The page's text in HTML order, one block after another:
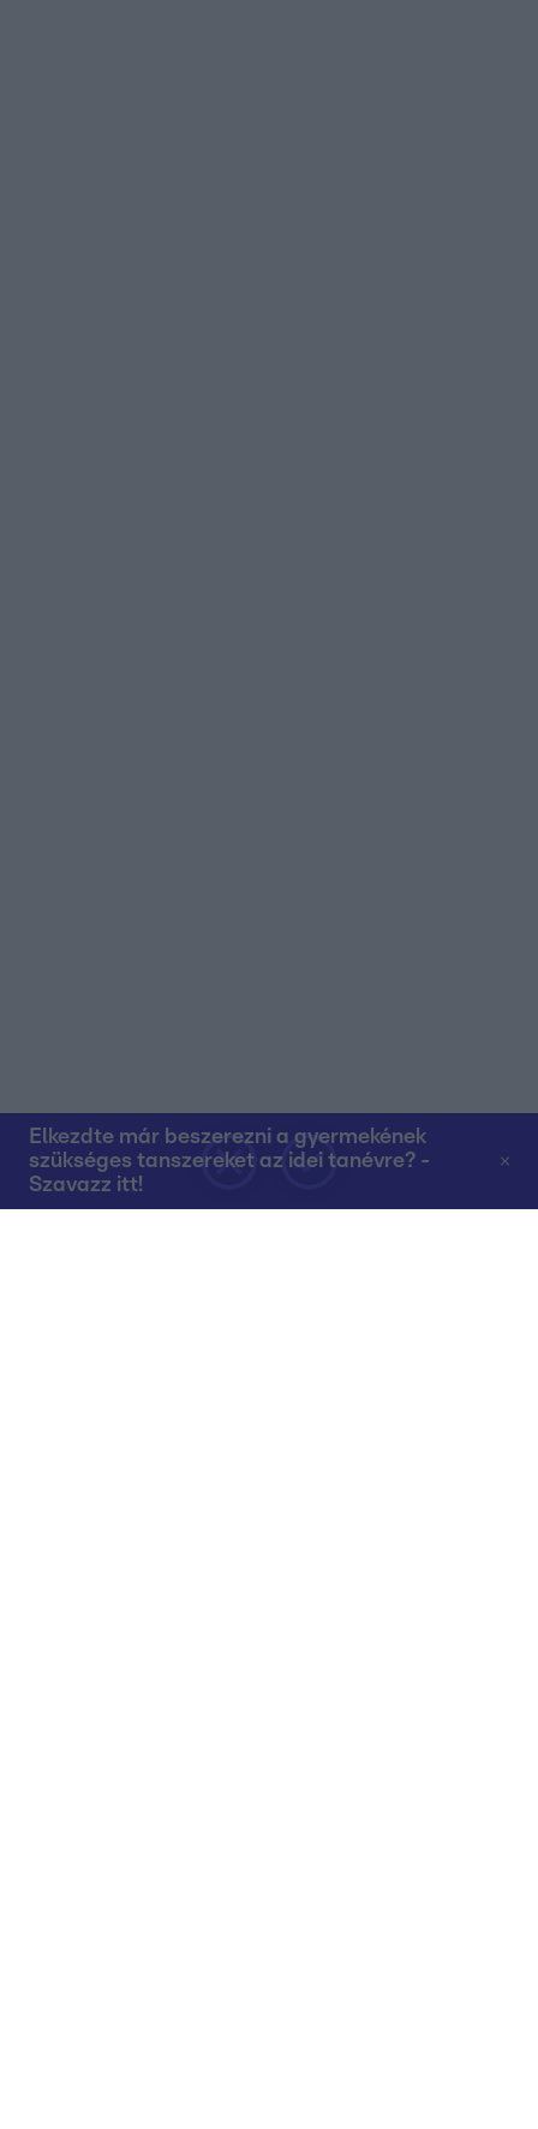
Elkezdte már beszerezni a gyermekének
szükséges tanszereket az idei tanévre? -
Szavazz itt!